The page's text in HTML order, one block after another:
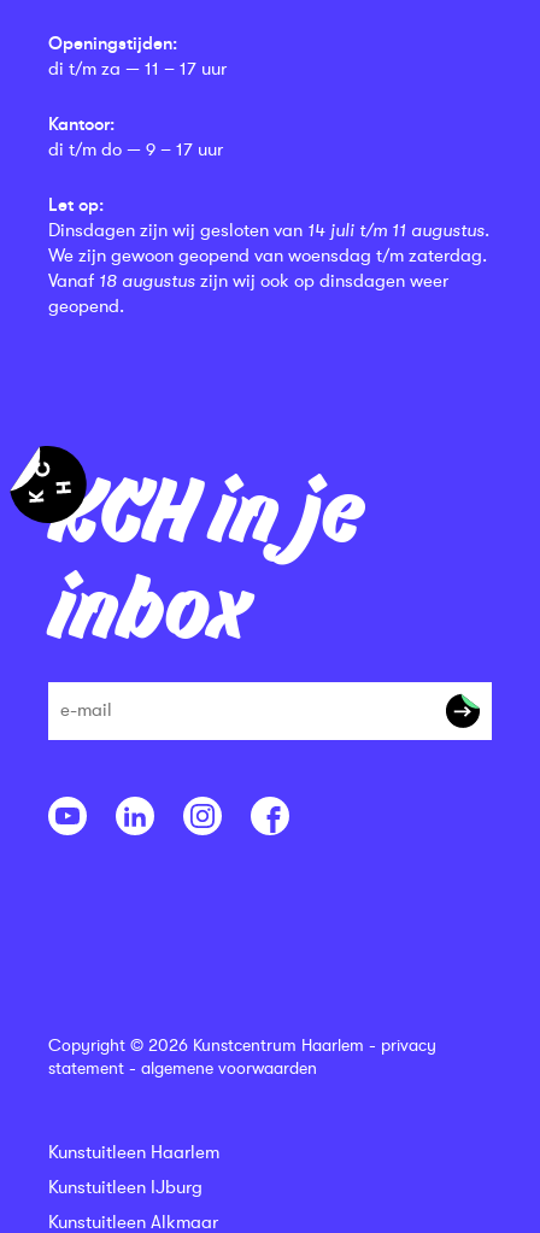
KCH in je
inbox
Openingstijden:
di t/m za — 11 – 17 uur
Kantoor:
di t/m do — 9 – 17 uur
Let op:
Dinsdagen zijn wij gesloten van 14 juli t/m 11 augustus.
We zijn gewoon geopend van woensdag t/m zaterdag.
Vanaf 18 augustus zijn wij ook op dinsdagen weer
geopend.
Copyright © 2026 Kunstcentrum Haarlem - privacy
statement - algemene voorwaarden
Kunstuitleen Haarlem
Kunstuitleen IJburg
Kunstuitleen Alkmaar